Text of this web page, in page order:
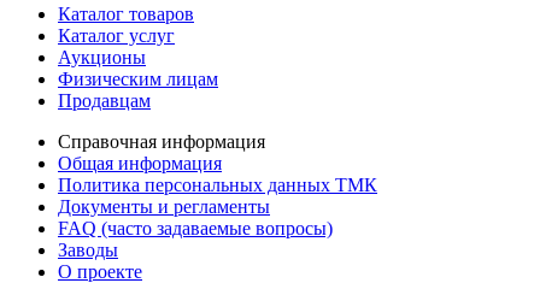
Каталог товаров
Каталог услуг
Аукционы
Физическим лицам
Продавцам
Справочная информация
Общая информация
Политика персональных данных ТМК
Документы и регламенты
FAQ (часто задаваемые вопросы)
Заводы
О проекте